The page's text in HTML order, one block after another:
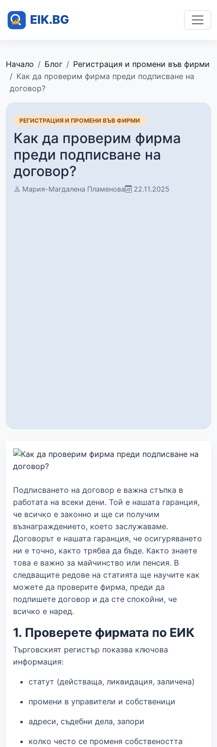
Начало Блог
Регистрация и промени във фирми
Как да проверим фирма преди подписване на
договор?
РЕГИСТРАЦИЯ И ПРОМЕНИ ВЪВ ФИРМИ
Как да проверим фирма
преди подписване на
договор?
Мария-Магдалена Пламенова 22.11.2025
Подписването на договор е важна стъпка в
работата на всеки дени. Той е нашата гаранция,
че всичко е законно и ще си получим
възнаграждението, което заслужаваме.
Договорът е нашата гаранция, че осигуряването
ни е точно, както трябва да бъде. Както знаете
това е важно за майчинство или пенсия. В
следващите редове на статията ще научите как
можете да проверите фирма, преди да
подпишете договор и да сте спокойни, че
всичко е наред.
1. Проверете фирмата по ЕИК
Търговският регистър показва ключова
информация:
статут (действаща, ликвидация, заличена)
промени в управители и собственици
адреси, съдебни дела, запори
колко често се променя собствеността